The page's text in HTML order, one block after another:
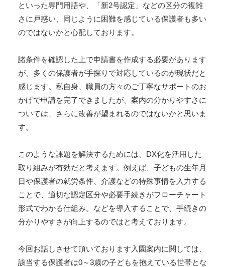
といった専門用語や、「新2号認定」などの区分の複雑
さに戸惑い、同じように困難を感じている保護者も多い
のではないかと心配しております。
諸条件を確認した上で申請書を作成する必要があります
が、多くの保護者が手探りで対応しているのが現状だと
感じます。私自身、職員の方々のご丁寧なサポートのお
かげで申請を完了できましたが、案内の分かりやすさに
ついては、さらに改善が望まれるのではないかと思いま
す。
このような課題を解決するためには、DX化を活用した
取り組みが有効だと考えます。例えば、子どもの生年月
日や保護者の就労条件、介護などの特殊事情を入力する
ことで、適切な認定区分や必要手続きがフローチャート
形式でわかる仕組み。などを導入することで、手続きの
分かりやすさが向上するのではと考えております。
今回お話しさせて頂いております入園案内に関しては、
該当する保護者は0～3歳の子どもを抱えている世帯とな